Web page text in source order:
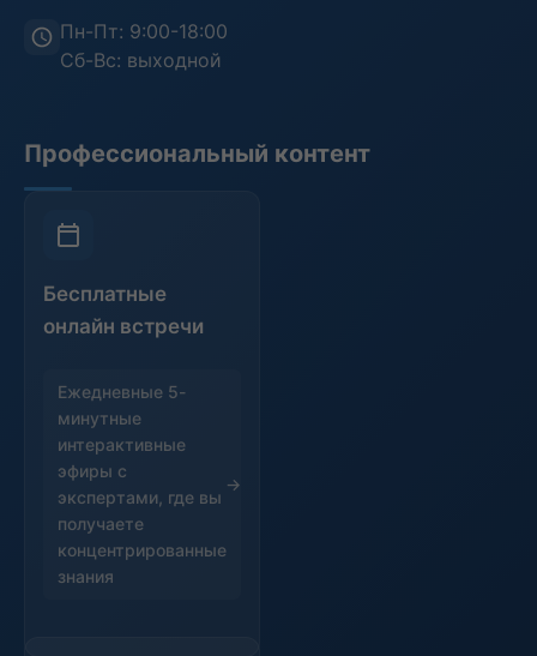
Пн-Пт: 9:00-18:00
Сб-Вс: выходной
Профессиональный контент
Бесплатные
онлайн встречи
Ежедневные 5-
минутные
интерактивные
эфиры с
экспертами, где вы
получаете
концентрированные
знания